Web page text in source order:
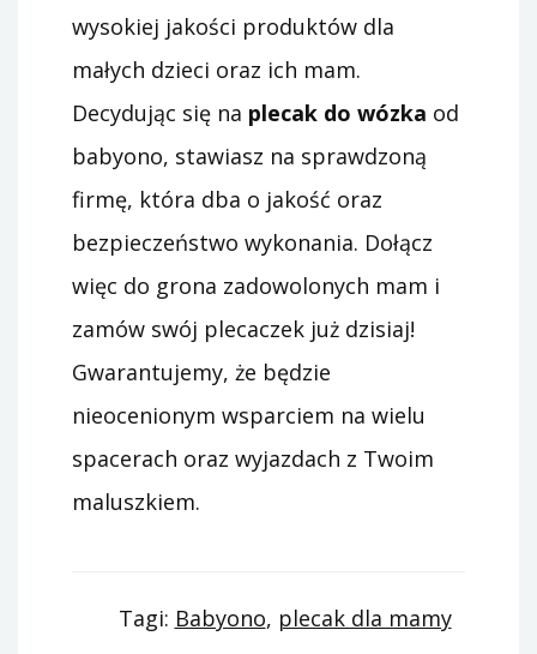
wysokiej jakości produktów dla
małych dzieci oraz ich mam.
Decydując się na plecak do wózka od
babyono, stawiasz na sprawdzoną
firmę, która dba o jakość oraz
bezpieczeństwo wykonania. Dołącz
więc do grona zadowolonych mam i
zamów swój plecaczek już dzisiaj!
Gwarantujemy, że będzie
nieocenionym wsparciem na wielu
spacerach oraz wyjazdach z Twoim
maluszkiem.
Tagi: Babyono, plecak dla mamy